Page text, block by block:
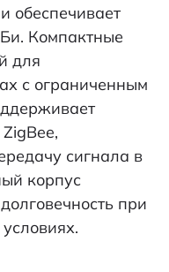
обеспечивает
Компактные
для
с ограниченным
сигнала в
корпус
при